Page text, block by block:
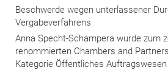
Beschwerde wegen unterlassener
Vergabeverfahrens
Anna Specht-Schampera wurde zum
renommierten Chambers and
Kategorie Öffentliches Auftragswesen